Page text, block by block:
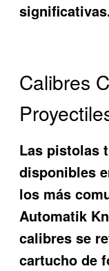
Calibres
Las pistolas
disponibles
los más
Automatik
calibres se
cartucho de